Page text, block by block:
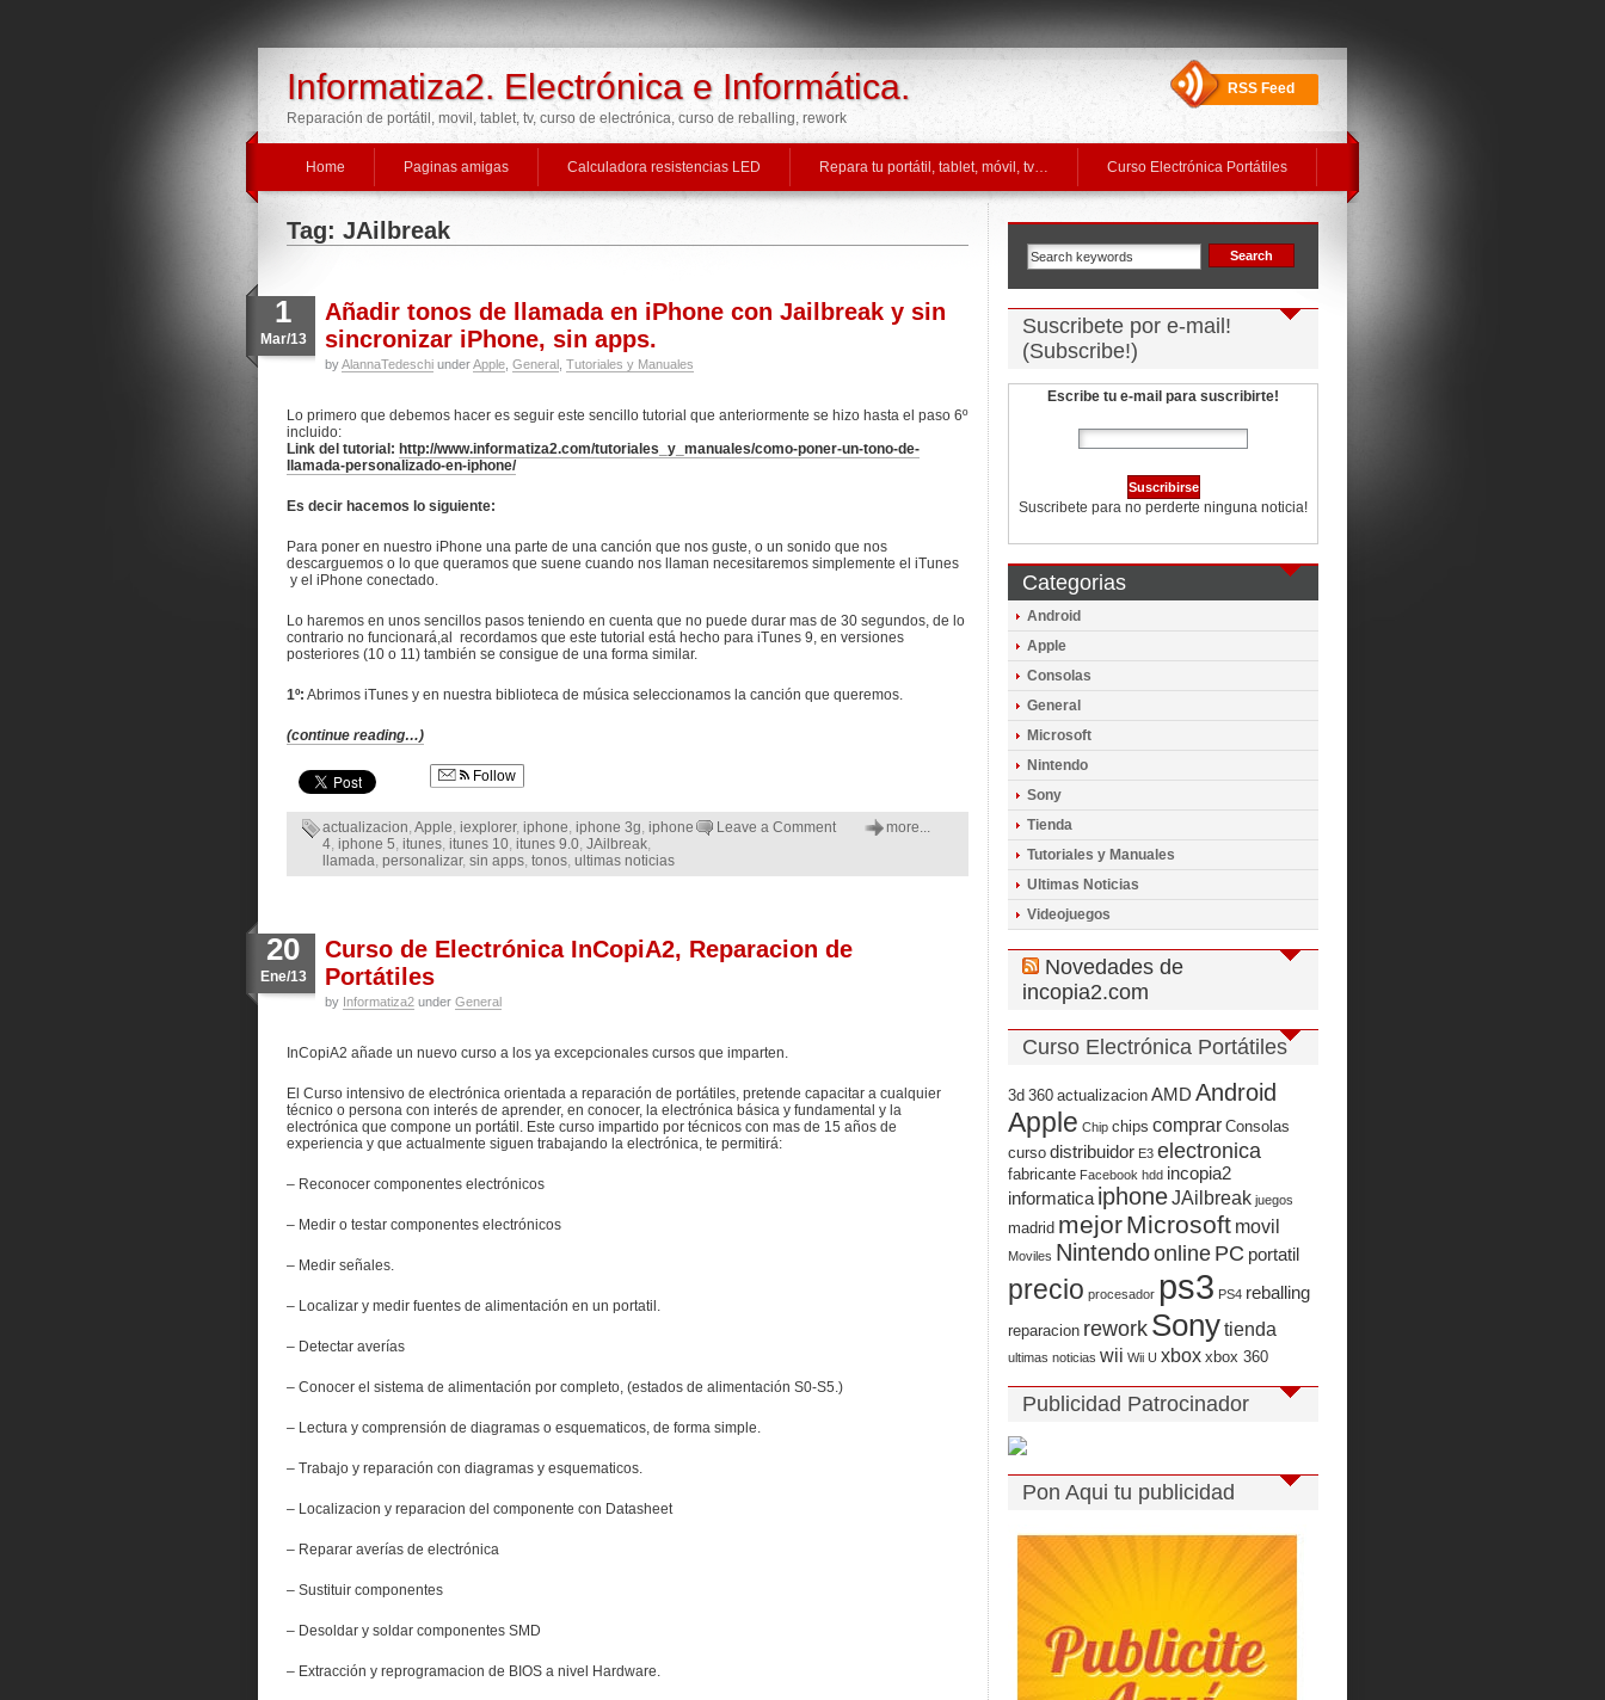
Informatiza2. Electrónica e Informática.
Reparación de portátil, movil, tablet, tv, curso de electrónica, curso de reballing, rework
RSS Feed
Home Paginas amigas Calculadora resistencias LED Repara tu portátil, tablet, móvil, tv… Curso Electrónica Portátiles
Tag: JAilbreak
1
Mar/13
Añadir tonos de llamada en iPhone con Jailbreak y sin
sincronizar iPhone, sin apps.
byAlannaTedeschi underApple General Tutoriales y Manuales
Lo primero que debemos hacer es seguir este sencillo tutorial que anteriormente se hizo hasta el paso 6º
incluido:
Link del tutorial: http://www.informatiza2.com/tutoriales_y_manuales/como-poner-un-tono-de-
llamada-personalizado-en-iphone/
Es decir hacemos lo siguiente:
Para poner en nuestro iPhone una parte de una canción que nos guste, o un sonido que nos
descarguemos o lo que queramos que suene cuando nos llaman necesitaremos simplemente el iTunes
y el iPhone conectado.
Lo haremos en unos sencillos pasos teniendo en cuenta que no puede durar mas de 30 segundos, de lo
contrario no funcionará,al recordamos que este tutorial está hecho para iTunes 9, en versiones
posteriores (10 o 11) también se consigue de una forma similar.
1º: Abrimos iTunes y en nuestra biblioteca de música seleccionamos la canción que queremos.
(continue reading…)
Follow
actualizacion, Apple, iexplorer, iphone, iphone 3g, iphone
4, iphone 5, itunes, itunes 10, itunes 9.0, JAilbreak,
llamada, personalizar, sin apps, tonos, ultimas noticias
Leave a Comment more...
20
Ene/13
Curso de Electrónica InCopiA2, Reparacion de
Portátiles
by Informatiza2 under General
InCopiA2 añade un nuevo curso a los ya excepcionales cursos que imparten.
El Curso intensivo de electrónica orientada a reparación de portátiles, pretende capacitar a cualquier
técnico o persona con interés de aprender, en conocer, la electrónica básica y fundamental y la
electrónica que compone un portátil. Este curso impartido por técnicos con mas de 15 años de
experiencia y que actualmente siguen trabajando la electrónica, te permitirá:
– Reconocer componentes electrónicos
– Medir o testar componentes electrónicos
– Medir señales.
– Localizar y medir fuentes de alimentación en un portatil.
– Detectar averías
– Conocer el sistema de alimentación por completo, (estados de alimentación S0-S5.)
– Lectura y comprensión de diagramas o esquematicos, de forma simple.
– Trabajo y reparación con diagramas y esquematicos.
– Localizacion y reparacion del componente con Datasheet
– Reparar averías de electrónica
– Sustituir componentes
– Desoldar y soldar componentes SMD
– Extracción y reprogramacion de BIOS a nivel Hardware.
Suscribete por e-mail!
(Subscribe!)
Escribe tu e-mail para suscribirte!
Suscribete para no perderte ninguna noticia!
Categorias
Android
Apple
Consolas
General
Microsoft
Nintendo
Sony
Tienda
Tutoriales y Manuales
Ultimas Noticias
Videojuegos
Novedades de
incopia2.com
Curso Electrónica Portátiles
3d 360 actualizacion AMD Android
Apple Chip chips comprar Consolas
curso distribuidor E3 electronica
fabricante Facebook hdd incopia2
informatica iphoneJAilbreak juegos
madrid mejorMicrosoft movil
Moviles Nintendoonline PC portatil
precio procesador ps3 PS4 reballing
reparacion rework Sonytienda
ultimas noticias wii Wii U xbox xbox 360
Publicidad Patrocinador
Pon Aqui tu publicidad